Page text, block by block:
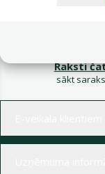
Raksti e-
Raksti
sākt